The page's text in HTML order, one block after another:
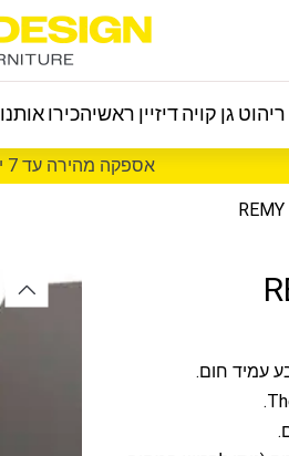
ריהוט גן קויה דיזיין ראשיהכירו אותנו
אספקה מהירה עד 7 ימי עסקים. ואולי הרבה לפני...